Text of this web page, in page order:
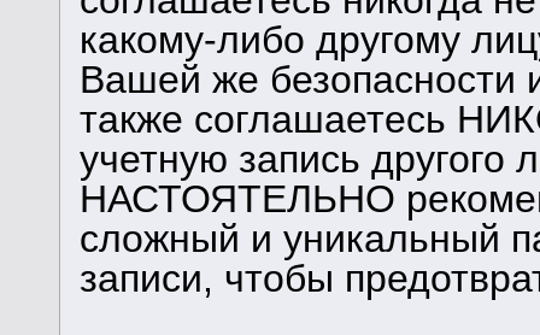
какому-либо другому
Вашей же безопасности
также соглашаетесь
учетную запись другого
НАСТОЯТЕЛЬНО
сложный и уникальный
записи, чтобы